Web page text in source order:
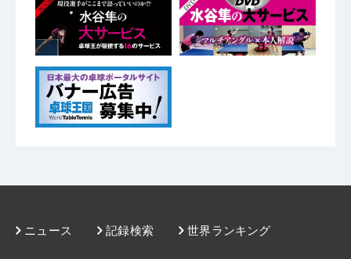
ニュース 記録検索 世界ランキング